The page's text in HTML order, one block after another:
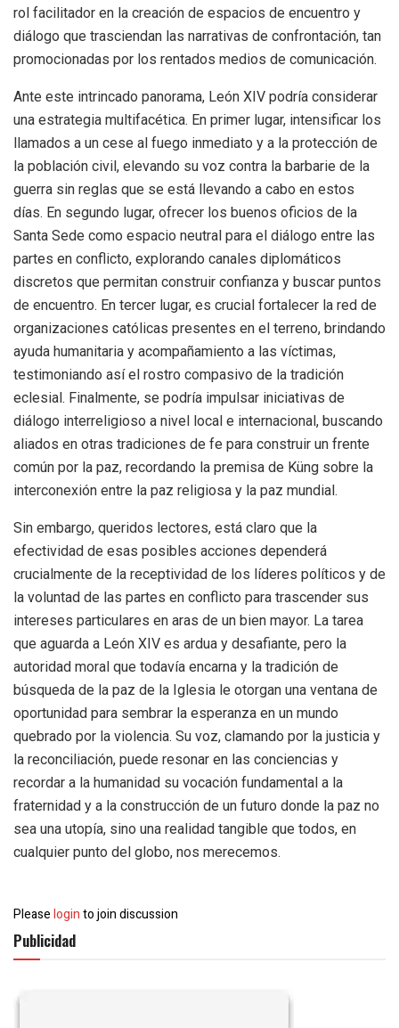
rol facilitador en la creación de espacios de encuentro y
diálogo que trasciendan las narrativas de confrontación, tan
promocionadas por los rentados medios de comunicación.
Ante este intrincado panorama, León XIV podría considerar
una estrategia multifacética. En primer lugar, intensificar los
llamados a un cese al fuego inmediato y a la protección de
la población civil, elevando su voz contra la barbarie de la
guerra sin reglas que se está llevando a cabo en estos
días. En segundo lugar, ofrecer los buenos oficios de la
Santa Sede como espacio neutral para el diálogo entre las
partes en conflicto, explorando canales diplomáticos
discretos que permitan construir confianza y buscar puntos
de encuentro. En tercer lugar, es crucial fortalecer la red de
organizaciones católicas presentes en el terreno, brindando
ayuda humanitaria y acompañamiento a las víctimas,
testimoniando así el rostro compasivo de la tradición
eclesial. Finalmente, se podría impulsar iniciativas de
diálogo interreligioso a nivel local e internacional, buscando
aliados en otras tradiciones de fe para construir un frente
común por la paz, recordando la premisa de Küng sobre la
interconexión entre la paz religiosa y la paz mundial.
Sin embargo, queridos lectores, está claro que la
efectividad de esas posibles acciones dependerá
crucialmente de la receptividad de los líderes políticos y de
la voluntad de las partes en conflicto para trascender sus
intereses particulares en aras de un bien mayor. La tarea
que aguarda a León XIV es ardua y desafiante, pero la
autoridad moral que todavía encarna y la tradición de
búsqueda de la paz de la Iglesia le otorgan una ventana de
oportunidad para sembrar la esperanza en un mundo
quebrado por la violencia. Su voz, clamando por la justicia y
la reconciliación, puede resonar en las conciencias y
recordar a la humanidad su vocación fundamental a la
fraternidad y a la construcción de un futuro donde la paz no
sea una utopía, sino una realidad tangible que todos, en
cualquier punto del globo, nos merecemos.
Pleaseloginto join discussion
Publicidad